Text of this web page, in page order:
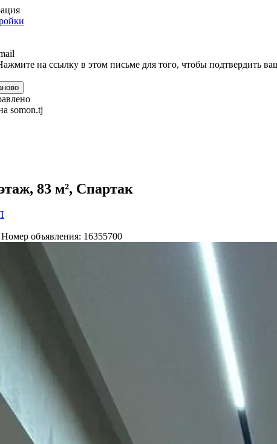
на ссылку в этом письме для того, чтобы подтвердить
somon.tj
83 м², Спартак
Номер объявления: 16355700